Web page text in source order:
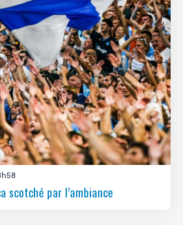
scotché par l’ambiance